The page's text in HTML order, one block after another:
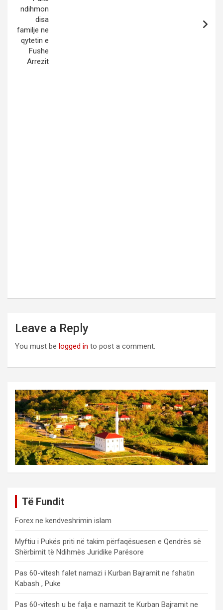
ndihmon
disa
familje ne
qytetin e
Fushe
Arrezit
Leave a Reply
You must be logged in to post a comment.
Të Fundit
Forex ne kendveshrimin islam
Myftiu i Pukës priti në takim përfaqësuesen e Qendrës së
Shërbimit të Ndihmës Juridike Parësore
Pas 60-vitesh falet namazi i Kurban Bajramit ne fshatin
Kabash , Puke
Pas 60-vitesh u be falja e namazit te Kurban Bajramit ne